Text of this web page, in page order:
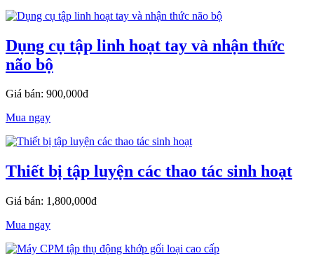
Dụng cụ tập linh hoạt tay và nhận thức
não bộ
Giá bán: 900,000đ
Mua ngay
Thiết bị tập luyện các thao tác sinh hoạt
Giá bán: 1,800,000đ
Mua ngay